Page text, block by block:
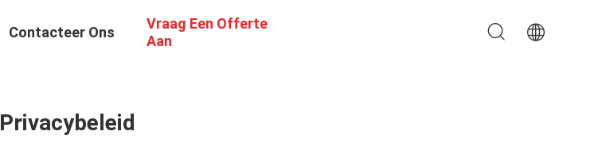
Contacteer Ons
Vraag Een Offerte
Aan
Privacybeleid